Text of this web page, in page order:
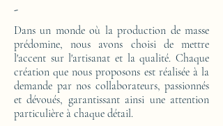
-
Dans un monde où la production de masse
prédomine, nous avons choisi de mettre
l'accent sur l'artisanat et la qualité. Chaque
création que nous proposons est réalisée à la
demande par nos collaborateurs, passionnés
et dévoués, garantissant ainsi une attention
particulière à chaque détail.